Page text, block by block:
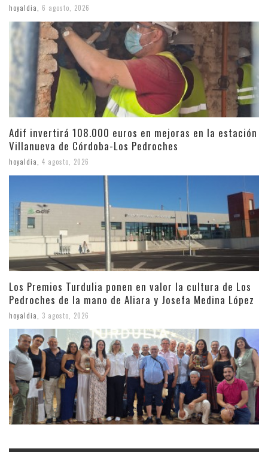
hoyaldia 6 agosto, 2026
Adif invertirá 108.000 euros en mejoras en la estación
Villanueva de Córdoba-Los Pedroches
hoyaldia 4 agosto, 2026
Los Premios Turdulia ponen en valor la cultura de Los
Pedroches de la mano de Aliara y Josefa Medina López
hoyaldia 3 agosto, 2026